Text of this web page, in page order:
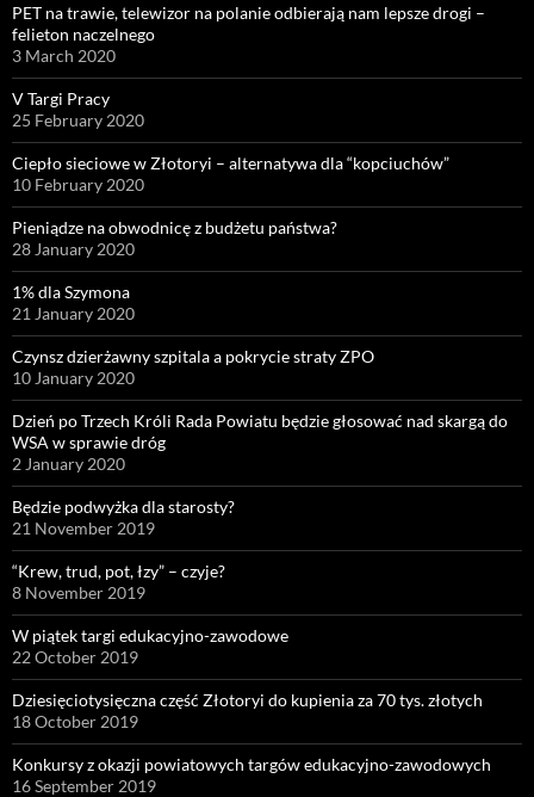
PET na trawie, telewizor na polanie odbierają nam lepsze drogi –
felieton naczelnego
3 March 2020
V Targi Pracy
25 February 2020
Ciepło sieciowe w Złotoryi – alternatywa dla “kopciuchów”
10 February 2020
Pieniądze na obwodnicę z budżetu państwa?
28 January 2020
1% dla Szymona
21 January 2020
Czynsz dzierżawny szpitala a pokrycie straty ZPO
10 January 2020
Dzień po Trzech Króli Rada Powiatu będzie głosować nad skargą do
WSA w sprawie dróg
2 January 2020
Będzie podwyżka dla starosty?
21 November 2019
“Krew, trud, pot, łzy” – czyje?
8 November 2019
W piątek targi edukacyjno-zawodowe
22 October 2019
Dziesięciotysięczna część Złotoryi do kupienia za 70 tys. złotych
18 October 2019
Konkursy z okazji powiatowych targów edukacyjno-zawodowych
16 September 2019